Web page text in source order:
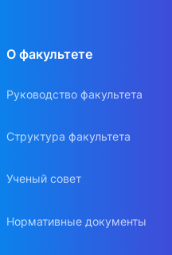
О факультете
Руководство факультета
Структура факультета
Ученый совет
Нормативные документы